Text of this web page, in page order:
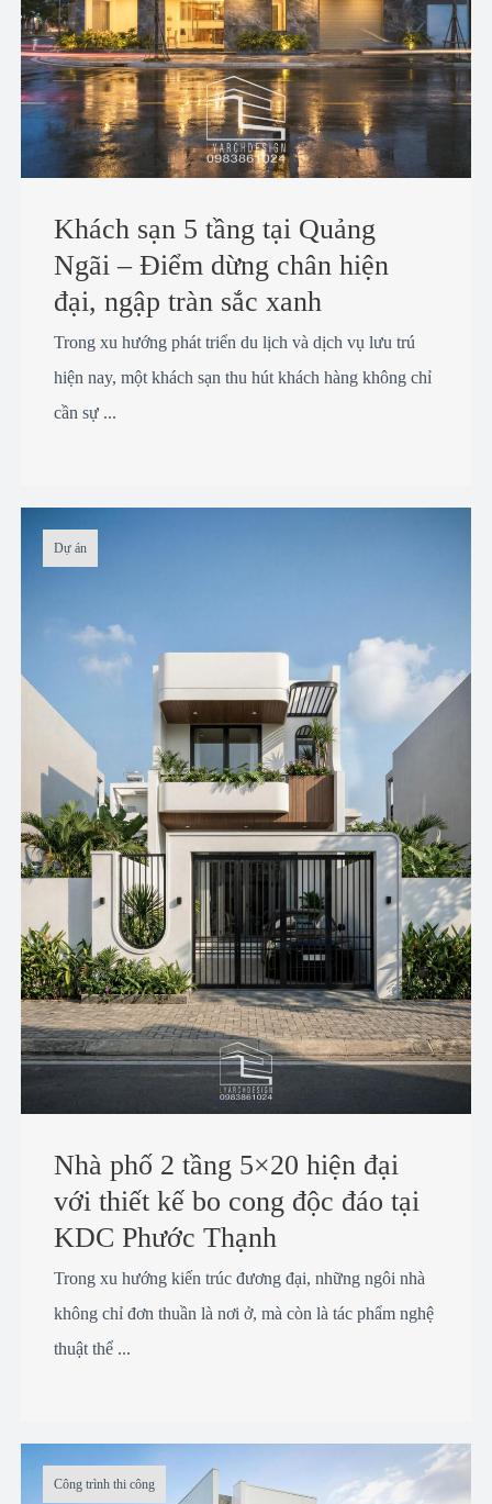
Khách sạn 5 tầng tại Quảng
Ngãi – Điểm dừng chân hiện
đại, ngập tràn sắc xanh
Trong xu hướng phát triển du lịch và dịch vụ lưu trú
hiện nay, một khách sạn thu hút khách hàng không chỉ
cần sự ...
Dự án
Nhà phố 2 tầng 5×20 hiện đại
với thiết kế bo cong độc đáo tại
KDC Phước Thạnh
Trong xu hướng kiến trúc đương đại, những ngôi nhà
không chỉ đơn thuần là nơi ở, mà còn là tác phẩm nghệ
thuật thể ...
Công trình thi công